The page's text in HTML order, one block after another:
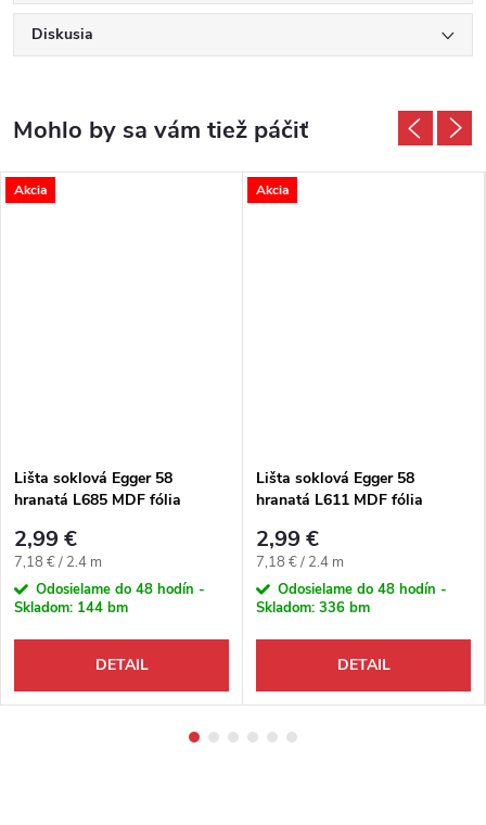
Diskusia
Akcia
Lišta soklová Egger 58
hranatá L685 MDF fólia
2,99 €
Jednotková cena:
7,18 € / 2.4 m
Odosielame do 48 hodín -
Skladom: 144 bm
DETAIL
Akcia
Lišta soklová Egger 58
hranatá L611 MDF fólia
2,99 €
Jednotková cena:
7,18 € / 2.4 m
Odosielame do 48 hodín -
Skladom: 336 bm
DETAIL